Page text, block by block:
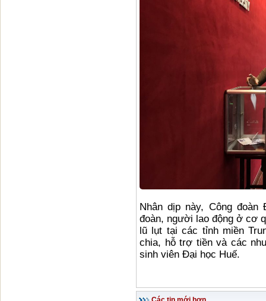
Nhân dịp này, Công
đoàn, người lao động ở cơ
lũ lụt tại các tỉnh miền
chia, hỗ trợ tiền và các
sinh viên Đại học Huế.